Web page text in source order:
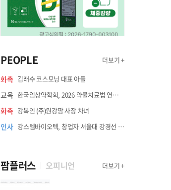
PEOPLE 더보기 +
화촉 김래수 코스모닝 대표 아들
교육 한국임상약학회, 2026 약물치료법 연수강좌 8월 21일 개최
화촉 강복인 (주)원강팜 사장 차녀
인사 강스템바이오텍, 창업자 서울대 강경선 교수 최고과학책임자 선임
팜플러스 오피니언 더보기 +